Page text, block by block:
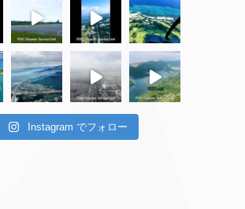
Instagram でフォロー